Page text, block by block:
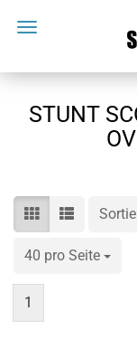
STUNT
40 pro Seite
pro Seite
1